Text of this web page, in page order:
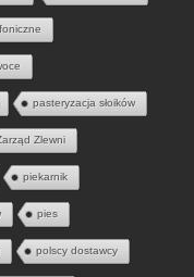
pasteryzacja słoików
Zlewni
piekarnik
pies
polscy dostawcy